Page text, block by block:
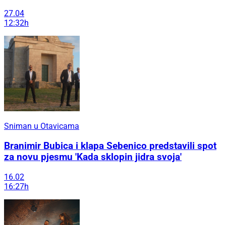
27.04
12:32h
Sniman u Otavicama
Branimir Bubica i klapa Sebenico predstavili spot
za novu pjesmu 'Kada sklopin jidra svoja'
16.02
16:27h